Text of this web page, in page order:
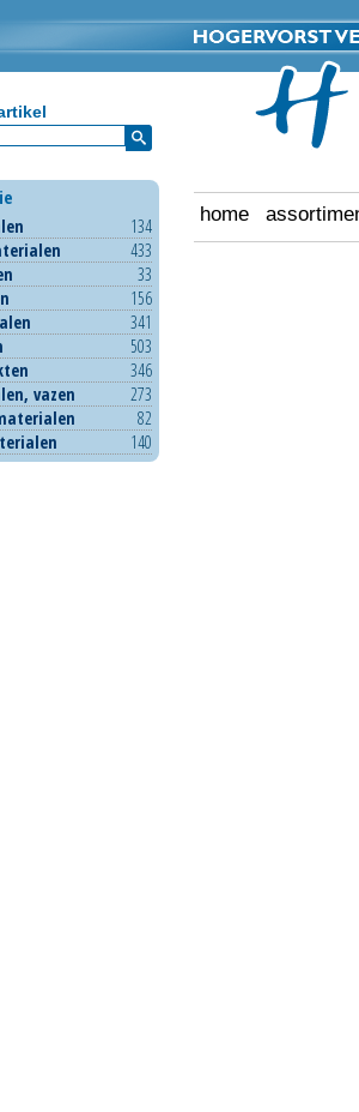
home
134
433
33
156
341
503
346
vazen
273
82
140